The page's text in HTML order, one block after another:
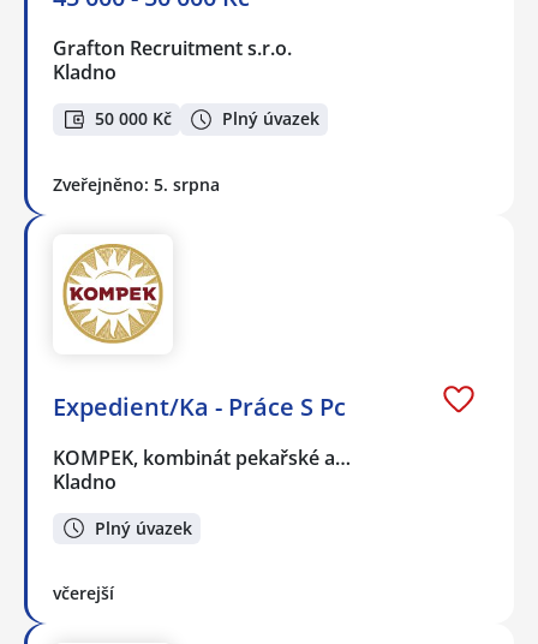
Grafton Recruitment s.r.o.
Kladno
50 000 Kč Plný úvazek
Zveřejněno: 5. srpna
Expedient/Ka - Práce S Pc
KOMPEK, kombinát pekařské a…
Kladno
Plný úvazek
včerejší